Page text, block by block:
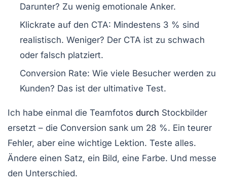
Darunter? Zu wenig emotionale Anker.
Klickrate auf den CTA: Mindestens 3 % sind
realistisch. Weniger? Der CTA ist zu schwach
oder falsch platziert.
Conversion Rate: Wie viele Besucher werden zu
Kunden? Das ist der ultimative Test.
Ich habe einmal die Teamfotos durch Stockbilder
ersetzt – die Conversion sank um 28 %. Ein teurer
Fehler, aber eine wichtige Lektion. Teste alles.
Ändere einen Satz, ein Bild, eine Farbe. Und messe
den Unterschied.